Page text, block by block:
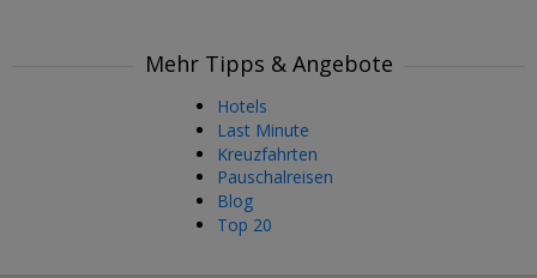
Mehr Tipps & Angebote
Hotels
Last Minute
Kreuzfahrten
Pauschalreisen
Blog
Top 20